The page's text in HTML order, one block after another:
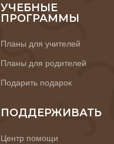
УЧЕБНЫЕ
ПРОГРАММЫ
Планы для учителей
Планы для родителей
Подарить подарок
ПОДДЕРЖИВАТЬ
Центр помощи